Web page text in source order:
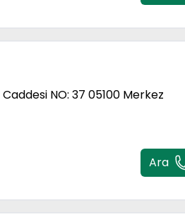
NO: 37 05100 Merkez
Ara